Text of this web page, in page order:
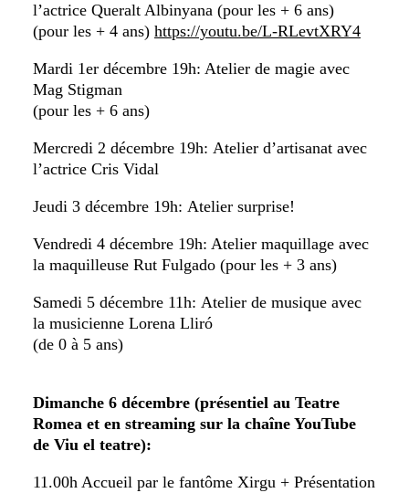
l’actrice Queralt Albinyana (pour les + 6 ans)
(pour les + 4 ans) https://youtu.be/L-RLevtXRY4
Mardi 1er décembre 19h: Atelier de magie avec
Mag Stigman
(pour les + 6 ans)
Mercredi 2 décembre 19h: Atelier d’artisanat avec
l’actrice Cris Vidal
Jeudi 3 décembre 19h: Atelier surprise!
Vendredi 4 décembre 19h: Atelier maquillage avec
la maquilleuse Rut Fulgado (pour les + 3 ans)
Samedi 5 décembre 11h: Atelier de musique avec
la musicienne Lorena Lliró
(de 0 à 5 ans)
Dimanche 6 décembre (présentiel au Teatre
Romea et en streaming sur la chaîne YouTube
de Viu el teatre):
11.00h Accueil par le fantôme Xirgu + Présentation